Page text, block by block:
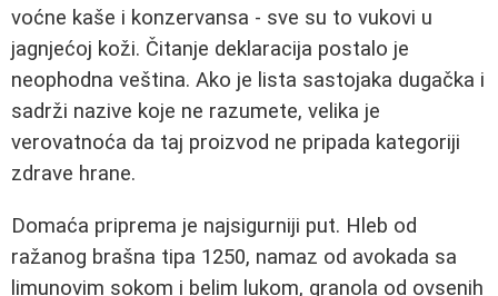
voćne kaše i konzervansa - sve su to vukovi u
jagnjećoj koži. Čitanje deklaracija postalo je
neophodna veština. Ako je lista sastojaka dugačka i
sadrži nazive koje ne razumete, velika je
verovatnoća da taj proizvod ne pripada kategoriji
zdrave hrane.
Domaća priprema je najsigurniji put. Hleb od
ražanog brašna tipa 1250, namaz od avokada sa
limunovim sokom i belim lukom, granola od ovsenih